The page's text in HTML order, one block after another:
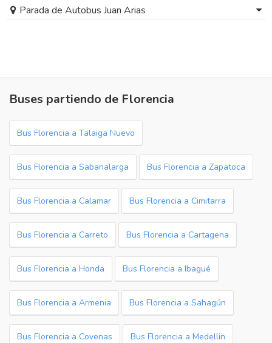
Parada de Autobus Juan Arias
Buses partiendo de Florencia
Bus Florencia a Talaiga Nuevo
Bus Florencia a Sabanalarga Bus Florencia a Zapatoca
Bus Florencia a Calamar Bus Florencia a Cimitarra
Bus Florencia a Carreto Bus Florencia a Cartagena
Bus Florencia a Honda Bus Florencia a Ibagué
Bus Florencia a Armenia Bus Florencia a Sahagún
Bus Florencia a Covenas Bus Florencia a Medellin